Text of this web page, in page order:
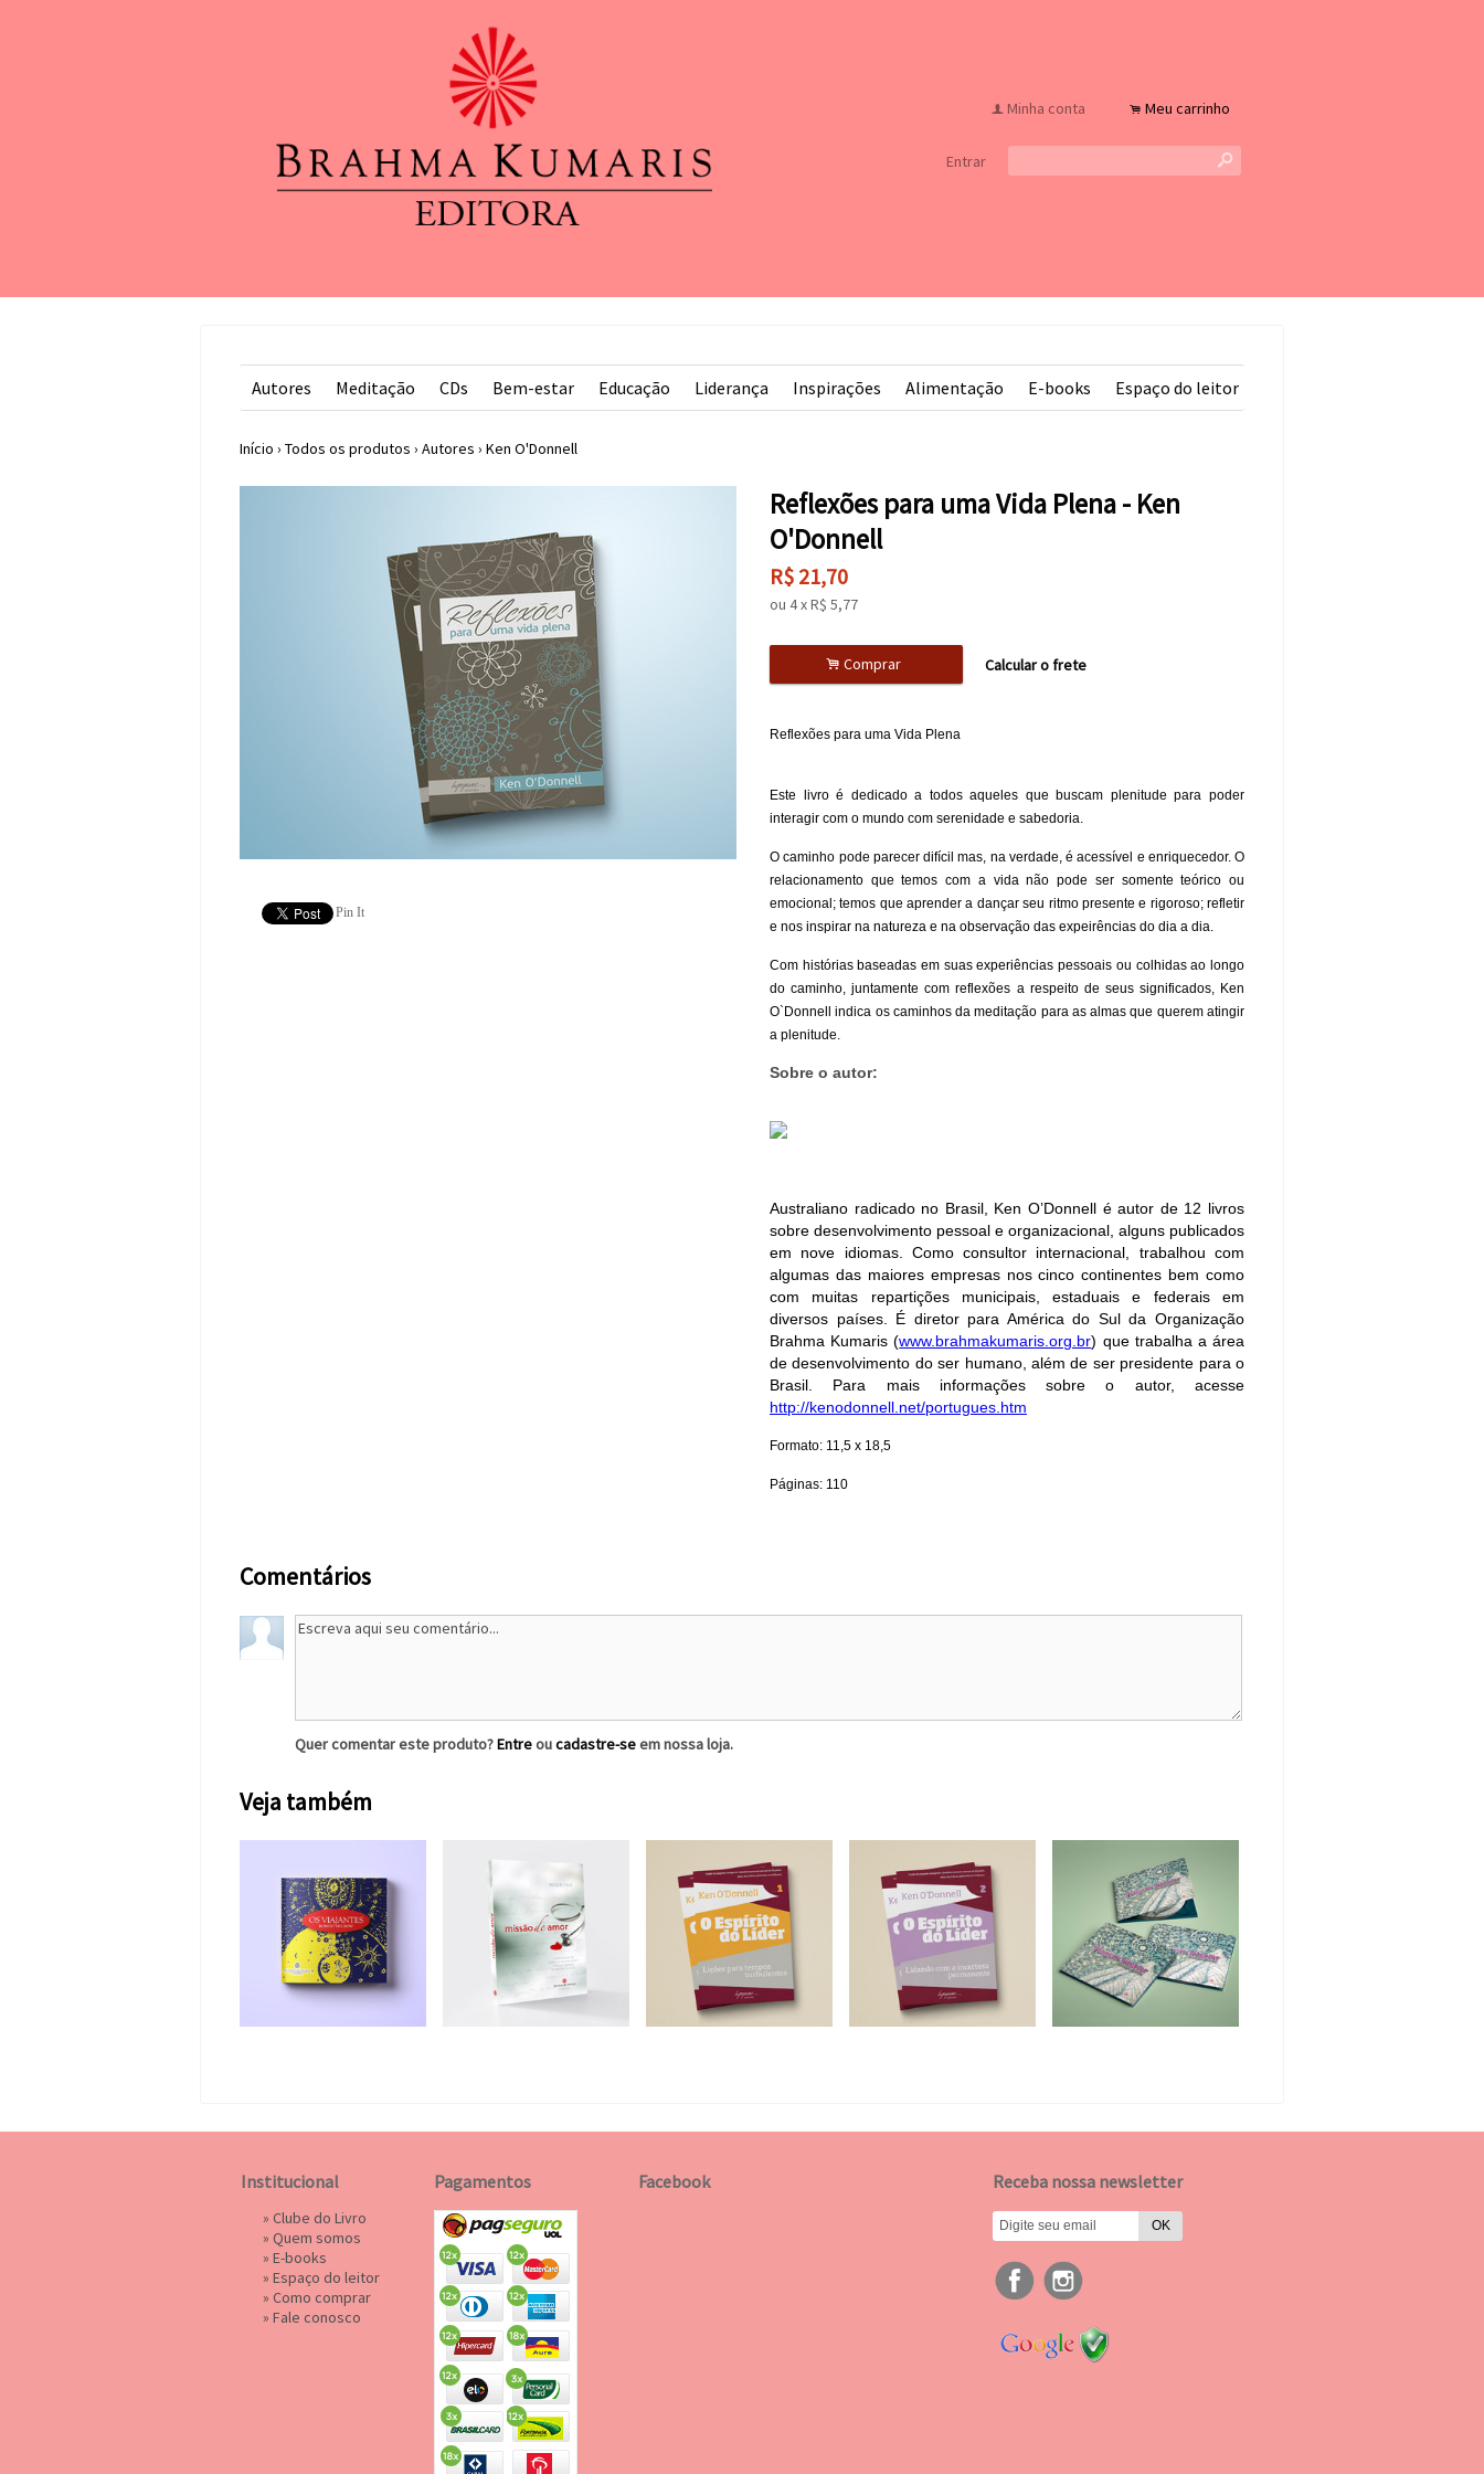
f Minha conta . Meu carrinho
Entrar s
Autores Meditação CDs Bem-estar Educação Liderança Inspirações Alimentação E-books Espaço do leitor
Início › Todos os produtos › Autores › Ken O'Donnell
Pin It
Reflexões para uma Vida Plena - Ken
O'Donnell
R$ 21,70
ou 4xR$ 5,77
. Comprar Calcular o frete
Reflexões para uma Vida Plena
Este livro é dedicado a todos aqueles que buscam plenitude para poder
interagir com o mundo com serenidade e sabedoria.
O caminho pode parecer difícil mas, na verdade, é acessível e enriquecedor. O
relacionamento que temos com a vida não pode ser somente teórico ou
emocional; temos que aprender a dançar seu ritmo presente e rigoroso; refletir
e nos inspirar na natureza e na observação das expeirências do dia a dia.
Com histórias baseadas em suas experiências pessoais ou colhidas ao longo
do caminho, juntamente com reflexões a respeito de seus significados, Ken
O`Donnell indica os caminhos da meditação para as almas que querem atingir
a plenitude.
Sobre o autor:
Australiano radicado no Brasil, Ken O’Donnell é autor de 12 livros
sobre desenvolvimento pessoal e organizacional, alguns publicados
em nove idiomas. Como consultor internacional, trabalhou com
algumas das maiores empresas nos cinco continentes bem como
com muitas repartições municipais, estaduais e federais em
diversos países. É diretor para América do Sul da Organização
Brahma Kumaris (www.brahmakumaris.org.br) que trabalha a área
de desenvolvimento do ser humano, além de ser presidente para o
Brasil. Para mais informações sobre o autor, acesse
http://kenodonnell.net/portugues.htm
Formato: 11,5 x 18,5
Páginas: 110
Comentários
Quer comentar este produto?Entreoucadastre-seem nossa loja.
Veja também
Institucional
» Clube do Livro
» Quem somos
» E-books
» Espaço do leitor
» Como comprar
» Fale conosco
Pagamentos Facebook Receba nossa newsletter